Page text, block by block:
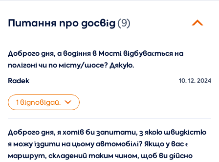
Питання про досвід(9)
Доброго дня, а водіння в Мості відбувається на
полігоні чи по місту/шосе? Дякую.
10. 12. 2024
Radek
1 відповідай.
Доброго дня, я хотів би запитати, з якою швидкістю
я можу їздити на цьому автомобілі? Якщо у вас є
маршрут, складений таким чином, щоб ви дійсно